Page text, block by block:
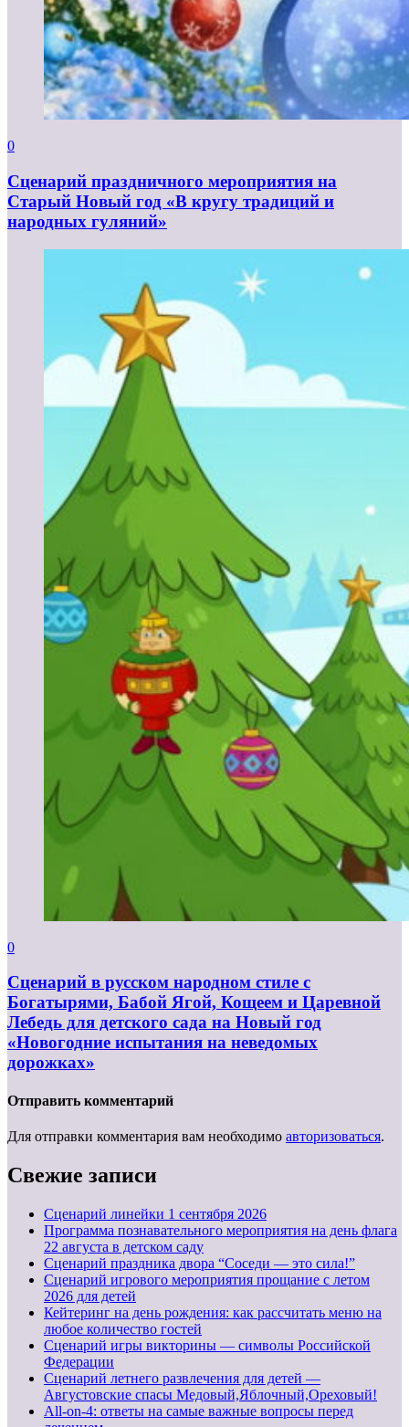
0
Сценарий праздничного мероприятия на
Старый Новый год «В кругу традиций и
народных гуляний»
0
Сценарий в русском народном стиле с
Богатырями, Бабой Ягой, Кощеем и Царевной
Лебедь для детского сада на Новый год
«Новогодние испытания на неведомых
дорожках»
Отправить комментарий
Для отправки комментария вам необходимо авторизоваться.
Свежие записи
Cценарий линейки 1 сентября 2026
Программа познавательного мероприятия на день флага
22 августа в детском саду
Сценарий праздника двора “Соседи — это сила!”
Сценарий игрового мероприятия прощание с летом
2026 для детей
Кейтеринг на день рождения: как рассчитать меню на
любое количество гостей
Сценарий игры викторины — символы Российской
Федерации
Сценарий летнего развлечения для детей —
Августовские спасы Медовый,Яблочный,Ореховый!
All-on-4: ответы на самые важные вопросы перед